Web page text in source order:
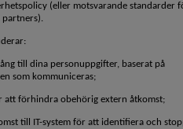
(eller motsvarande standarder
partners).
till dina personuppgifter, baserat på
som kommuniceras;
förhindra obehörig extern åtkomst;
till IT-system för att identifiera och